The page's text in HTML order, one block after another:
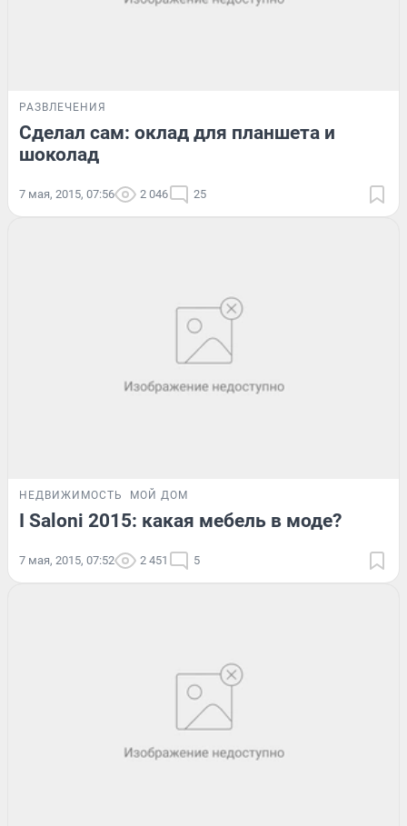
РАЗВЛЕЧЕНИЯ
Сделал сам: оклад для планшета и
шоколад
7 мая, 2015, 07:56 2 046 25
НЕДВИЖИМОСТЬ МОЙ ДОМ
I Saloni 2015: какая мебель в моде?
7 мая, 2015, 07:52 2 451 5